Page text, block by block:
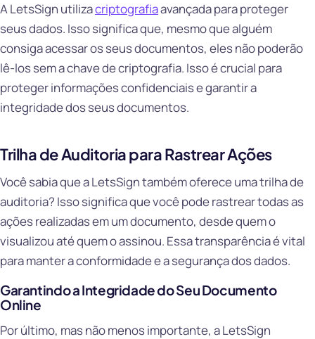
A LetsSign utilizacriptografiaavançada para proteger
seus dados. Isso significa que, mesmo que alguém
consiga acessar os seus documentos, eles não poderão
lê-los sem a chave de criptografia. Isso é crucial para
proteger informações confidenciais e garantir a
integridade dos seus documentos.
Trilha de Auditoria para Rastrear Ações
Você sabia que a LetsSign também oferece uma trilha de
auditoria? Isso significa que você pode rastrear todas as
ações realizadas em um documento, desde quem o
visualizou até quem o assinou. Essa transparência é vital
para manter a conformidade e a segurança dos dados.
Garantindo a Integridade do Seu Documento
Online
Por último, mas não menos importante, a LetsSign